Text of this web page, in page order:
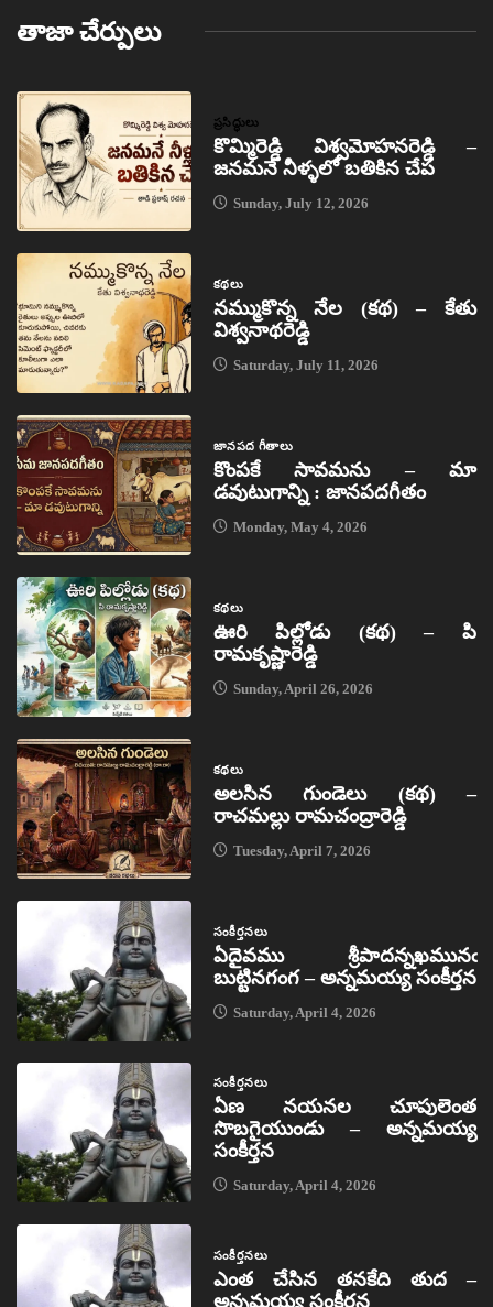
తాజా చేర్పులు
ప్రసిద్ధులు
కొమ్మిరెడ్డి విశ్వమోహనరెడ్డి –
జనమనే నీళ్ళలో బతికిన చేప
Sunday, July 12, 2026
కథలు
నమ్ముకొన్న నేల (కథ) – కేతు
విశ్వనాథరెడ్డి
Saturday, July 11, 2026
జానపద గీతాలు
కొంపకే సావమను – మా
డవుటుగాన్ని : జానపదగీతం
Monday, May 4, 2026
కథలు
ఊరి పిల్లోడు (కథ) – పి
రామకృష్ణారెడ్డి
Sunday, April 26, 2026
కథలు
అలసిన గుండెలు (కథ) –
రాచమల్లు రామచంద్రారెడ్డి
Tuesday, April 7, 2026
సంకీర్తనలు
ఏదైవము శ్రీపాదన్నఖమునఁ
బుట్టినగంగ – అన్నమయ్య సంకీర్తన
Saturday, April 4, 2026
సంకీర్తనలు
ఏణ నయనల చూపులెంత
సొబగైయుండు – అన్నమయ్య
సంకీర్తన
Saturday, April 4, 2026
సంకీర్తనలు
ఎంత చేసిన తనకేది తుద –
అన్నమయ్య సంకీర్తన